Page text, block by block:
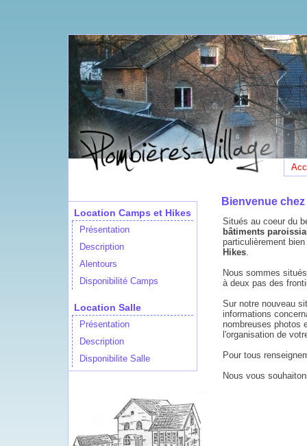
Location Camps et Hikes
Présentation
Description
Alentours
Disponibilité Camps
Location Salle
Présentation
Description
Disponibilite Salle
Bienvenue
Situés au coeur du
bâtiments
particulièrement
Hikes.
Nous sommes
à deux pas des
Sur notre nouveau
informations
nombreuses photos
l'organisation de
Pour tous
Nous vous